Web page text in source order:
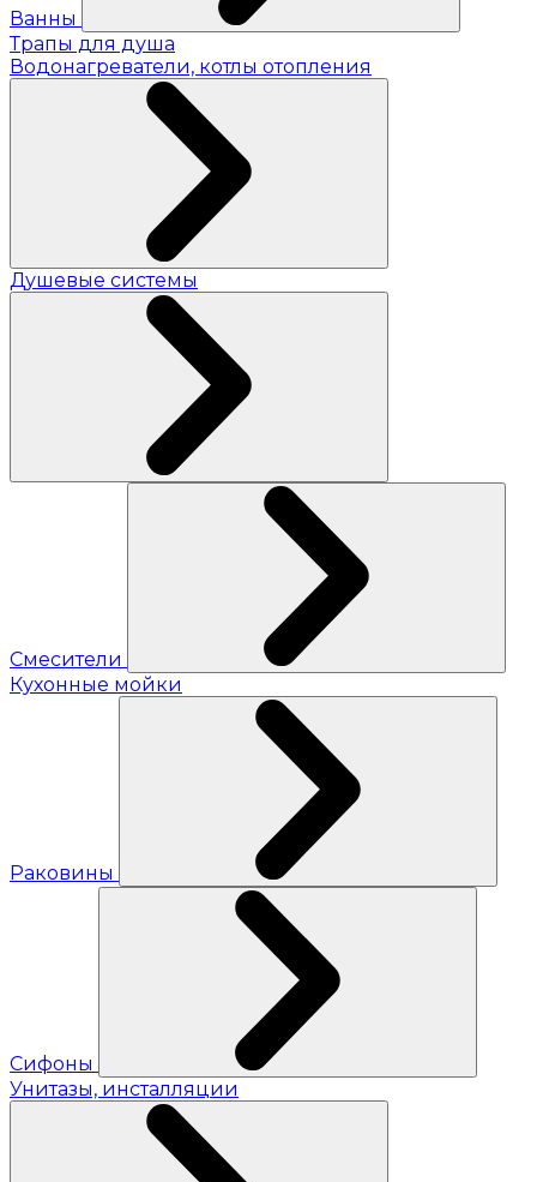
Ванны
Трапы для душа
Водонагреватели, котлы отопления
Душевые системы
Смесители
Кухонные мойки
Раковины
Сифоны
Унитазы, инсталляции